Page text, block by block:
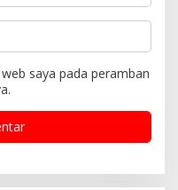
saya pada peramban